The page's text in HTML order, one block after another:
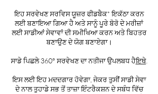
ਇਹ ਸਰਵੇਖਣ ਸਰਵਿਸ ਯੂਜ਼ਰ ਫੀਡਬੈਕ* ਇਕੱਠਾ ਕਰਨ
ਲਈ ਬਣਾਇਆ ਗਿਆ ਹੈ ਅਤੇ ਸਾਨੂੰ ਪੂਰੇ ਬੋਰੋ ਦੇ ਮਰੀਜ਼ਾਂ
ਲਈ ਸਾਡੀਆਂ ਸੇਵਾਵਾਂ ਦੀ ਸਮੀਖਿਆ ਕਰਨ ਅਤੇ ਬਿਹਤਰ
ਬਣਾਉਣ ਦੇ ਯੋਗ ਬਣਾਏਗਾ।
ਸਾਡੇ ਪਿਛਲੇ 360° ਸਰਵੇਖਣ ਦਾ ਨਤੀਜਾ ਉਪਲਬਧ ਹੈਇਥੇ.
ਇਸ ਲਈ ਇਹ ਮਦਦਗਾਰ ਹੋਵੇਗਾ, ਜੇਕਰ ਤੁਸੀਂ ਸਾਡੀ ਸੇਵਾ
ਦੇ ਨਾਲ ਤੁਹਾਡੇ ਸਭ ਤੋਂ ਤਾਜ਼ਾ ਇੰਟਰੈਕਸ਼ਨ ਦੇ ਸਬੰਧ ਵਿੱਚ